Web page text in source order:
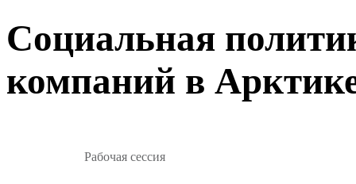
Социальная
компаний в
Рабочая сессия